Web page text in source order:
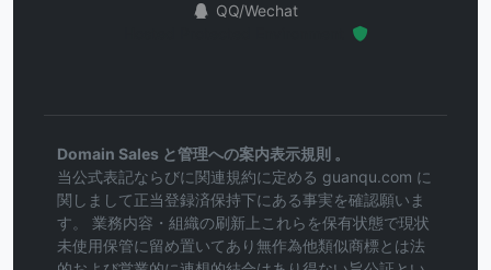
QQ/Wechat
Domain Sales と管理への案内表示規則 。
当公式表記ならびに関連規約に定める guanqu.com に
関しまして正当登録済保持下にある事実を確認願いま
す。 業務内容・組織の刷新上これらを保有状態で現状
未使用保管に留め置いてあり無作為他類似商標とは法